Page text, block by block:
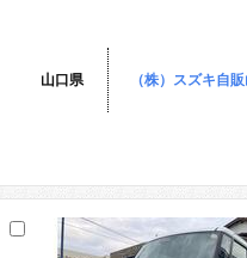
山口県 （株）スズキ自